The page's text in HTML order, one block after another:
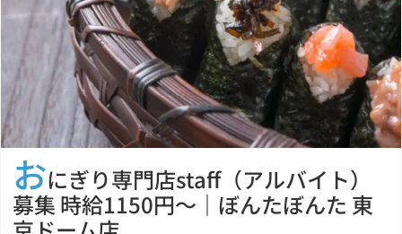
おにぎり専門店staff（アルバイト）
募集 時給1150円～｜ぼんたぼんた 東